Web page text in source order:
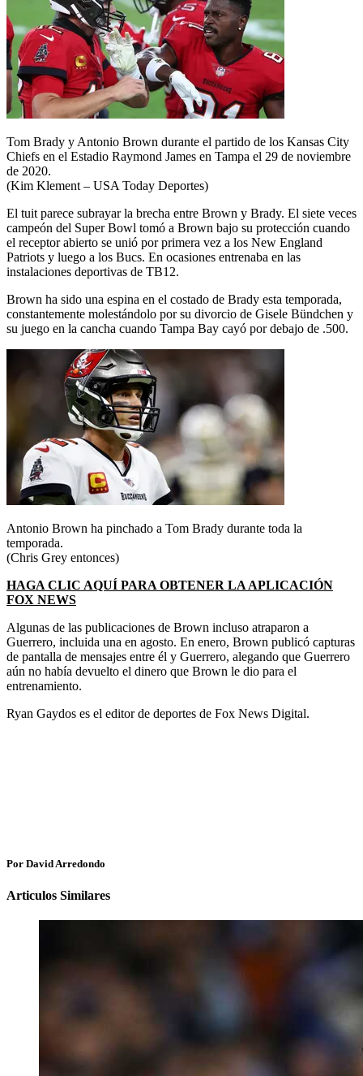
Tom Brady y Antonio Brown durante el partido de los Kansas City
Chiefs en el Estadio Raymond James en Tampa el 29 de noviembre
de 2020.
(Kim Klement – USA Today Deportes)
El tuit parece subrayar la brecha entre Brown y Brady. El siete veces
campeón del Super Bowl tomó a Brown bajo su protección cuando
el receptor abierto se unió por primera vez a los New England
Patriots y luego a los Bucs. En ocasiones entrenaba en las
instalaciones deportivas de TB12.
Brown ha sido una espina en el costado de Brady esta temporada,
constantemente molestándolo por su divorcio de Gisele Bündchen y
su juego en la cancha cuando Tampa Bay cayó por debajo de .500.
Antonio Brown ha pinchado a Tom Brady durante toda la
temporada.
(Chris Grey entonces)
HAGA CLIC AQUÍ PARA OBTENER LA APLICACIÓN
FOX NEWS
Algunas de las publicaciones de Brown incluso atraparon a
Guerrero, incluida una en agosto. En enero, Brown publicó capturas
de pantalla de mensajes entre él y Guerrero, alegando que Guerrero
aún no había devuelto el dinero que Brown le dio para el
entrenamiento.
Ryan Gaydos es el editor de deportes de Fox News Digital.
Por David Arredondo
Articulos Similares